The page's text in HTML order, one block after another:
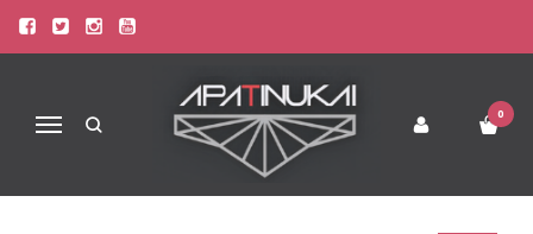
Navigacija
0
Pagrindinis Liemenėlės
Triumph Liemenėlės
TRIUMPH 80C JUODA SOFT
LIEMENĖLĖ AMOURETTE 300 W